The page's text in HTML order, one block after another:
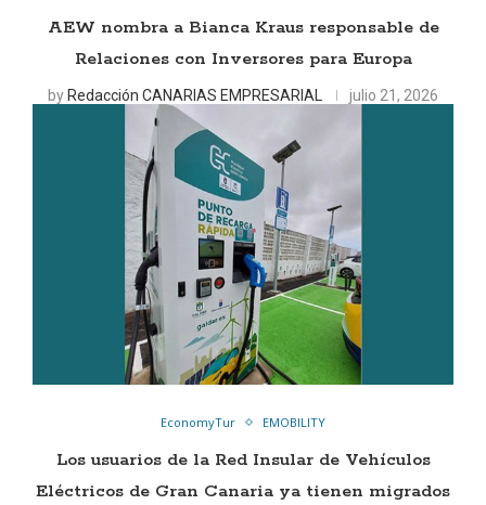
AEW nombra a Bianca Kraus responsable de
Relaciones con Inversores para Europa
by Redacción CANARIAS EMPRESARIAL julio 21, 2026
EconomyTur EMOBILITY
Los usuarios de la Red Insular de Vehículos
Eléctricos de Gran Canaria ya tienen migrados